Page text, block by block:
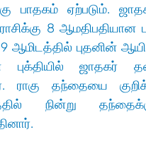
பாதகம் ஏற்படும்.
8 ஆமதிபதியான
9 ஆமிடத்தில் புதனின்
புக்தியில் ஜாதகர்
ராகு தந்தையை
நின்று